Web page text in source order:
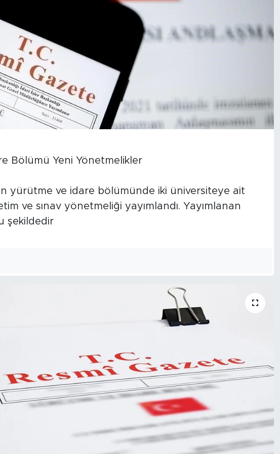
Bölümü Yeni Yönetmelikler
yürütme ve idare bölümünde iki üniversiteye ait
ve sınav yönetmeliği yayımlandı. Yayımlanan
şekildedir